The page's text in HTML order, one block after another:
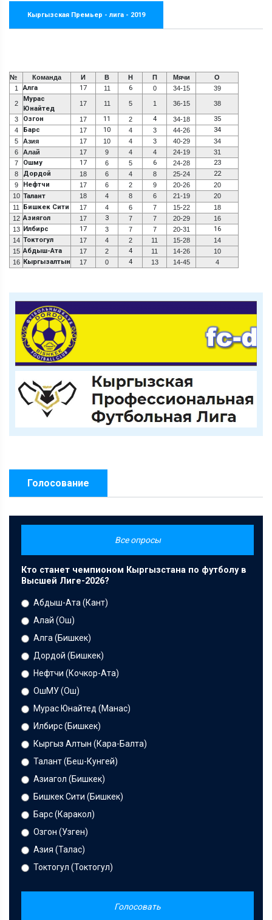
Кыргызская Премьер - лига - 2019
№ Команда И В Н П Мячи
О
1
Алга 17 11 6 0 34-15 39
2
Мурас
Юнайтед
17 11 5 1 36-15 38
3 Озгон 17 11 2 4 34-18 35
4 Барс 17 10 4 3 44-26 34
5 Азия 17 10 4 3 40-29
34
6
Алай 17 9 4 4 24-19
31
7
Ошму 17 6 5 6 24-28 23
8 Дордой 18 6 4 8 25-24 22
9 Нефтчи 17 6 2 9 20-26
20
10 Талант 18 4 8 6 21-19
20
11
Бишкек Сити 17 4 6 7 15-22
18
12 Азиягол 17 3 7 7 20-29
16
13 Илбирс 17 3 7 7 20-31 16
14 Токтогул 17 4 2 11 15-28
14
15 Абдыш-Ата 17 2 4 11 14-26
10
16 Кыргызалтын 17 0 4 13 14-45 4
Голосование
Все опросы
Кто станет чемпионом Кыргызстана по футболу в
Высшей Лиге-2026?
Абдыш-Ата (Кант)
Алай (Ош)
Алга (Бишкек)
Дордой (Бишкек)
Нефтчи (Кочкор-Ата)
ОшМУ (Ош)
Мурас Юнайтед (Манас)
Илбирс (Бишкек)
Кыргыз Алтын (Кара-Балта)
Талант (Беш-Кунгей)
Азиагол (Бишкек)
Бишкек Сити (Бишкек)
Барс (Каракол)
Озгон (Узген)
Азия (Талас)
Токтогул (Токтогул)
Голосовать